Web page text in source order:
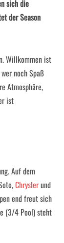
sich die
der Season
Willkommen ist
noch Spaß
Atmosphäre,
ist
Auf dem
Chryslerund
end freut sich
(3/4 Pool) steht